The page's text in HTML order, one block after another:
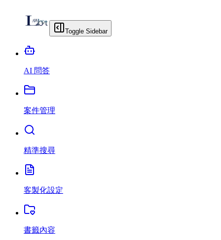
Toggle Sidebar
AI 問答
案件管理
精準搜尋
客製化設定
書籤內容